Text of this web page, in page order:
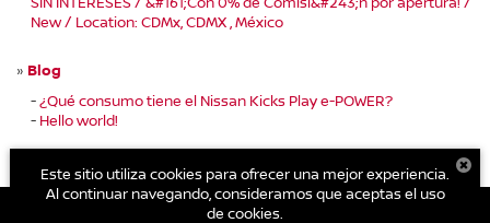
New / Location: CDMx, CDMX , México
» Blog
-¿Qué consumo tiene el Nissan Kicks Play e-POWER?
- Hello world!
Este sitio utiliza cookies para ofrecer una mejor experiencia.
Al continuar navegando, consideramos que aceptas el uso
de cookies.